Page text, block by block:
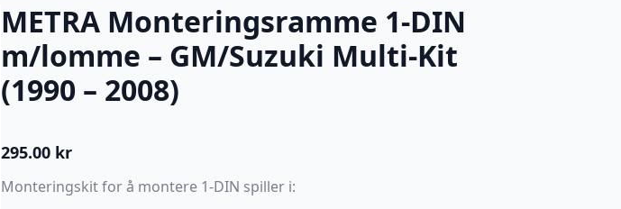
METRA Monteringsramme 1-DIN
m/lomme – GM/Suzuki Multi-Kit
(1990 – 2008)
295.00 kr
Monteringskit for å montere 1-DIN spiller i: